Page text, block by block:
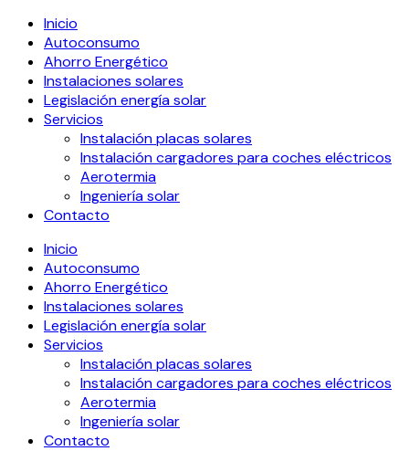
Inicio
Autoconsumo
Ahorro Energético
Instalaciones solares
Legislación energía solar
Servicios
Instalación placas solares
Instalación cargadores para coches eléctricos
Aerotermia
Ingeniería solar
Contacto
Inicio
Autoconsumo
Ahorro Energético
Instalaciones solares
Legislación energía solar
Servicios
Instalación placas solares
Instalación cargadores para coches eléctricos
Aerotermia
Ingeniería solar
Contacto